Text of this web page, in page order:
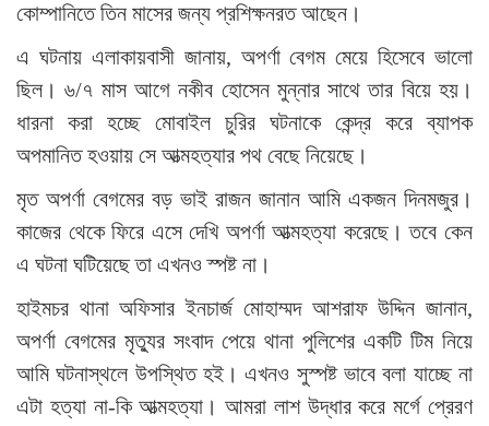
কোম্পানিতে তিন মাসের জন্য প্রশিক্ষনরত আছেন।
এ ঘটনায় এলাকায়বাসী জানায়, অপর্ণা বেগম মেয়ে হিসেবে ভালো
ছিল। ৬/৭ মাস আগে নকীব হোসেন মুন্নার সাথে তার বিয়ে হয়।
ধারনা করা হচ্ছে মোবাইল চুরির ঘটনাকে কেন্দ্র করে ব্যাপক
অপমানিত হওয়ায় সে আত্মহত্যার পথ বেছে নিয়েছে।
মৃত অপর্ণা বেগমের বড় ভাই রাজন জানান আমি একজন দিনমজুর।
কাজের থেকে ফিরে এসে দেখি অপর্ণা আত্মহত্যা করেছে। তবে কেন
এ ঘটনা ঘটিয়েছে তা এখনও স্পষ্ট না।
হাইমচর থানা অফিসার ইনচার্জ মোহাম্মদ আশরাফ উদ্দিন জানান,
অপর্ণা বেগমের মৃত্যুর সংবাদ পেয়ে থানা পুলিশের একটি টিম নিয়ে
আমি ঘটনাস্থলে উপস্থিত হই। এখনও সুস্পষ্ট ভাবে বলা যাচ্ছে না
এটা হত্যা না-কি আত্মহত্যা। আমরা লাশ উদ্ধার করে মর্গে প্রেরণ